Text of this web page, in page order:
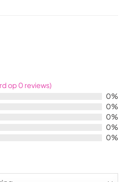
op 0 reviews)
0%
0%
0%
0%
0%